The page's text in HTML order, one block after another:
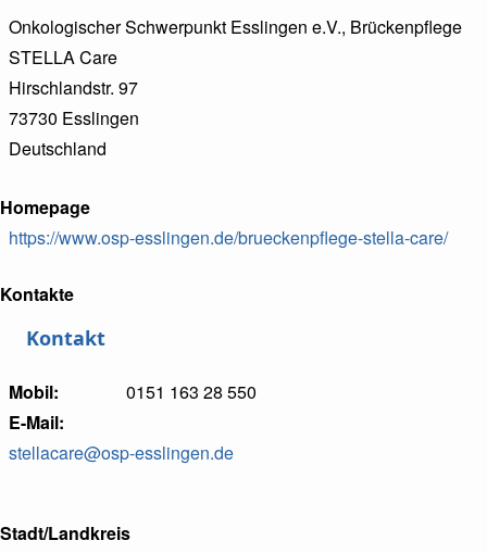
Onkologischer Schwerpunkt Esslingen e.V., Brückenpflege
STELLA Care
Hirschlandstr. 97
73730 Esslingen
Deutschland
Homepage
https://www.osp-esslingen.de/brueckenpflege-stella-care/
Kontakte
Kontakt
Mobil
0151 163 28 550
E-Mail
stellacare@osp-esslingen.de
Stadt/Landkreis